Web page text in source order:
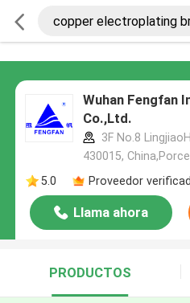
Wuhan Fengfan
Co.,Ltd.
3F No.8
430015,
5.0
Proveedor
Llama ahora
PRODUCTOS